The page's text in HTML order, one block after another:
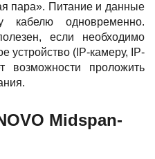
пара». Питание и данные
кабелю одновременно.
если необходимо
устройство (IP-камеру, IP-
возможности проложить
Midspan-